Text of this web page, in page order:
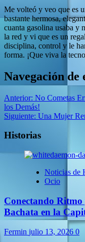
Me volteó y veo que es
bastante hermosa,
cuanta gasolina usaba y
la red y vi que es un
disciplina, control y le
forma. ¡Que viva la
Navegación de
Anterior: No Cometas
los Demás!
Siguiente: Una Mujer
Historias
Noticias de
Ocio
Conectando
Bachata en la
Fermin julio 13, 2026 0